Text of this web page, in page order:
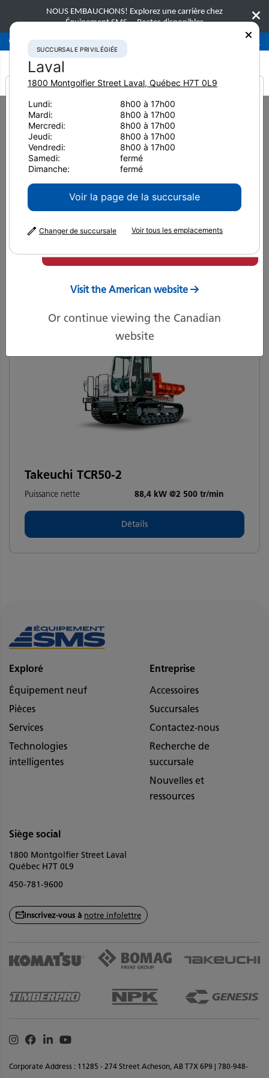
NOUS EMBAUCHONS! Explorez une carrière chez
Équipement SMS. Postes disponibles
Succursale privilégiéeLaval 450-781-9600
Home Équipement neuf Porteurs sur chenilles
Porteurs sur chenilles
Filters
Takeuchi TCR50-2
Puissance nette 88,4 kW @2 500 tr/min
Détails
Exploré
Équipement neuf
Pièces
Services
Technologies
intelligentes
Entreprise
Accessoires
Succursales
Contactez-nous
Recherche de
succursale
Nouvelles et
ressources
Siège social
1800 Montgolfier Street Laval
Québec H7T 0L9
450-781-9600
Inscrivez-vous à notre infolettre
Corporate Address : 11285 - 274 Street Acheson, AB T7X 6P9 | 780-948-
Instagram
Facebook
LinkedinYoutube
It looks like you are
from America
Visit the American website
Or continue viewing the Canadian
website
SUCCURSALE PRIVILÉGIÉE
Laval
1800 Montgolfier Street Laval, Québec H7T 0L9
Lundi:
8h00 à 17h00
Mardi:
8h00 à 17h00
Mercredi:
8h00 à 17h00
Jeudi:
8h00 à 17h00
Vendredi:
8h00 à 17h00
Samedi:
fermé
Dimanche:
fermé
Voir la page de la succursale
Changer de succursale Voir tous les emplacements